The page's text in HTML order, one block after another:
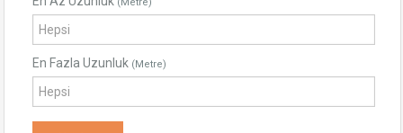
En Fazla Uzunluk (Metre)